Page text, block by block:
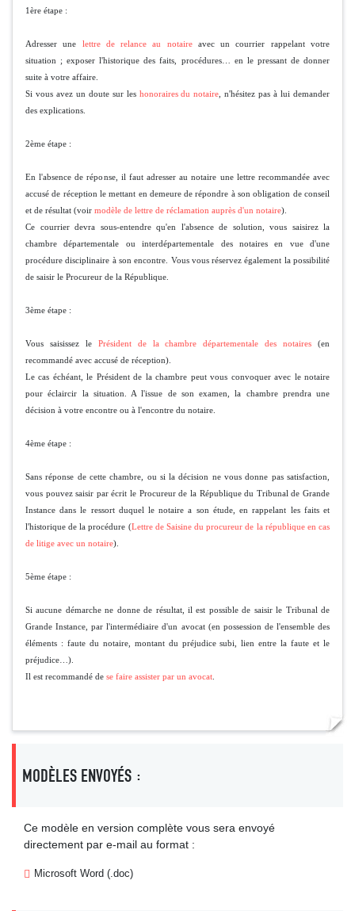
1ère étape :
Adresser une lettre de relance au notaireavec un courrier rappelant votre
situation ; exposer l'historique des faits, procédures… en le pressant de donner
suite à votre affaire.
Si vous avez un doute sur les honoraires du notaire , n'hésitez pas à lui demander
des explications.
2ème étape :
En l'absence de réponse, il faut adresser au notaire une lettre recommandée avec
accusé de réception le mettant en demeure de répondre à son obligation de conseil
et de résultat (voir modèle de lettre de réclamation auprès d'un notaire).
Ce courrier devra sous-entendre qu'en l'absence de solution, vous saisirez la
chambre départementale ou interdépartementale des notaires en vue d'une
procédure disciplinaire à son encontre. Vous vous réservez également la possibilité
de saisir le Procureur de la République.
3ème étape :
Vous saisissez le Président de la chambre départementale des notaires (en
recommandé avec accusé de réception).
Le cas échéant, le Président de la chambre peut vous convoquer avec le notaire
pour éclaircir la situation. A l'issue de son examen, la chambre prendra une
décision à votre encontre ou à l'encontre du notaire.
4ème étape :
Sans réponse de cette chambre, ou si la décision ne vous donne pas satisfaction,
vous pouvez saisir par écrit le Procureur de la République du Tribunal de Grande
Instance dans le ressort duquel le notaire a son étude, en rappelant les faits et
l'historique de la procédure (Lettre de Saisine du procureur de la république en cas
de litige avec un notaire).
5ème étape :
Si aucune démarche ne donne de résultat, il est possible de saisir le Tribunal de
Grande Instance, par l'intermédiaire d'un avocat (en possession de l'ensemble des
éléments : faute du notaire, montant du préjudice subi, lien entre la faute et le
préjudice…).
Il est recommandé de se faire assister par un avocat
MODÈLES ENVOYÉS :
Ce modèle en version complète vous sera envoyé
directement par e-mail au format :
Microsoft Word (.doc)